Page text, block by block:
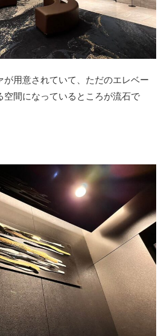
用意されていて、ただのエレベー
空間になっているところが流石で